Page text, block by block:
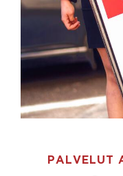
PALVELUT